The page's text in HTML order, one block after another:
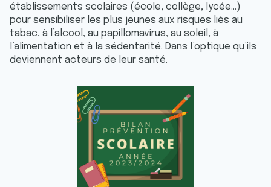
établissements scolaires (école, collège, lycée…)
pour sensibiliser les plus jeunes aux risques liés au
tabac, à l’alcool, au papillomavirus, au soleil, à
l’alimentation et à la sédentarité. Dans l’optique qu’ils
deviennent acteurs de leur santé.